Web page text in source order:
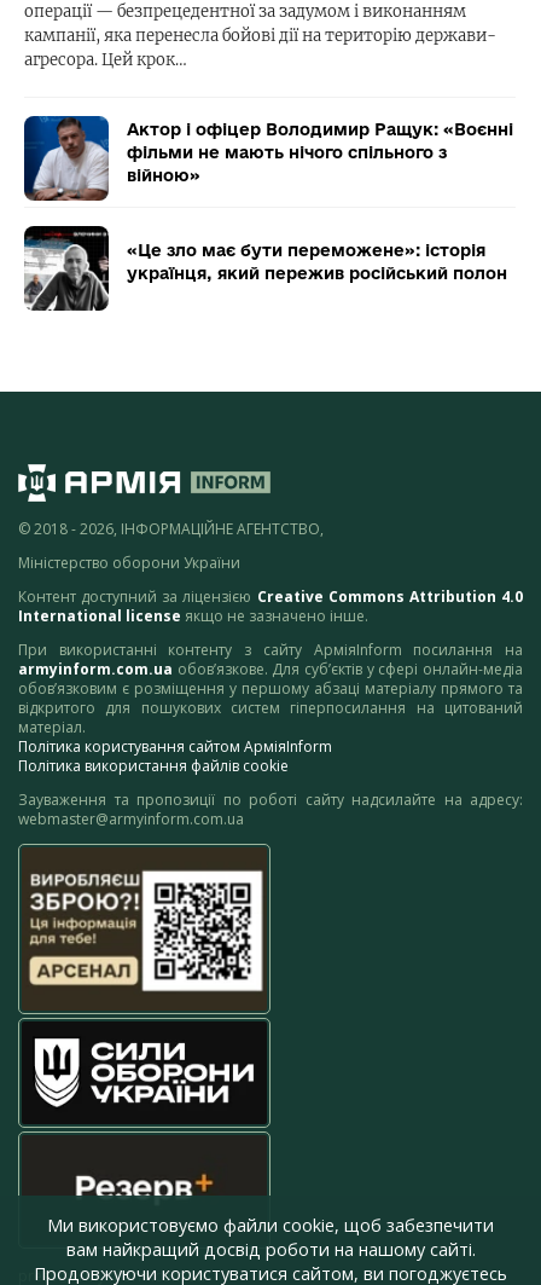
операції — безпрецедентної за задумом і виконанням
кампанії, яка перенесла бойові дії на територію держави-
агресора. Цей крок…
Актор і офіцер Володимир Ращук: «Воєнні
фільми не мають нічого спільного з
війною»
«Це зло має бути переможене»: історія
українця, який пережив російський полон
© 2018 - 2026, ІНФОРМАЦІЙНЕ АГЕНТСТВО,
Міністерство оборони України
Контент доступний за ліцензією Creative Commons Attribution 4.0
International license якщо не зазначено інше.
При використанні контенту з сайту АрміяInform посилання на
armyinform.com.ua обов’язкове. Для суб’єктів у сфері онлайн-медіа
обов’язковим є розміщення у першому абзаці матеріалу прямого та
відкритого для пошукових систем гіперпосилання на цитований
матеріал.
Політика користування сайтом АрміяInform
Політика використання файлів cookie
Зауваження та пропозиції по роботі сайту надсилайте на адресу:
webmaster@armyinform.com.ua
press@armyinform.com.ua
Ми використовуємо файли cookie, щоб забезпечити
вам найкращий досвід роботи на нашому сайті.
Продовжуючи користуватися сайтом, ви погоджуєтесь